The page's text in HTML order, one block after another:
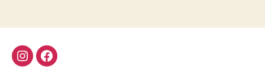
instagramfacebook